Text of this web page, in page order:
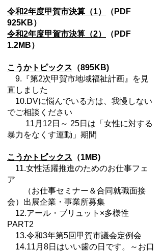
令和2年度甲賀市決算（1）
（PDF
925KB）
令和2年度甲賀市決算（2）
（PDF
1.2MB）
こうかトピックス （895KB)
9.『第2次甲賀市地域福祉計画』を見
直しました
10.DVに悩んでいる方は、我慢しない
でご相談ください
11月12日～ 25日は「女性に対する
暴力をなくす運動」期間
こうかトピックス （1MB)
11.女性活躍推進のためのお仕事フェ
ア
（お仕事セミナー＆合同就職面接
会）出展企業・事業所募集
12.アール・ブリュット×多様性
PART2
13.令和3年第5回甲賀市議会定例会
14.11月8日はいい歯の日です。～お口